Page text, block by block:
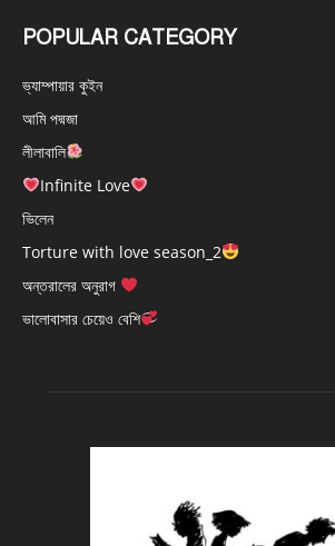
POPULAR CATEGORY
ভ্যাম্পায়ার কুইন
আমি পদ্মজা
লীলাবালি
Infinite Love
ভিলেন
Torture with love season_2
অন্তরালের অনুরাগ
ভালোবাসার চেয়েও বেশি